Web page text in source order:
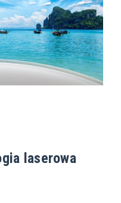
laserowa